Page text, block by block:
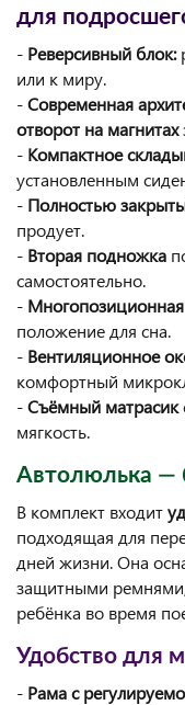
для
- Реверсивный блок:
или к миру.
-Современная
отворот на магнитах
- Компактное
установленным
- Полностью
продует.
- Вторая подножка
самостоятельно.
-
положение для сна.
- Вентиляционное
комфортный
-Съёмный матрасик
мягкость.
Автолюлька —
В комплект входит
подходящая для
дней жизни. Она
защитными
ребёнка во время
Удобство для
- Рама с